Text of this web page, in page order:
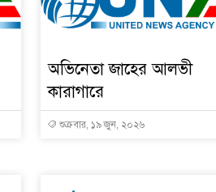
অভিনেতা জাহের আলভী
কারাগারে
শুক্রবার, ১৯ জুন, ২০২৬